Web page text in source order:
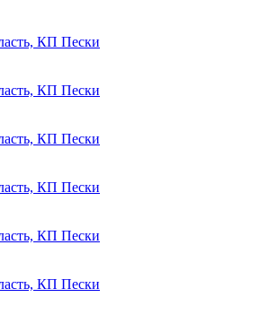
КП Пески
КП Пески
КП Пески
КП Пески
КП Пески
КП Пески